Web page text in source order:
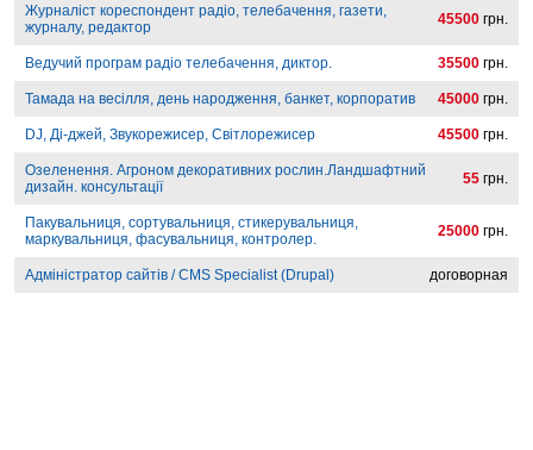
Журналіст кореспондент радіо, телебачення, газети,
журналу, редактор
45500 грн.
Ведучий програм радіо телебачення, диктор. 35500 грн.
Тамада на весілля, день народження, банкет, корпоратив 45000 грн.
DJ, Ді-джей, Звукорежисер, Світлорежисер 45500 грн.
Озеленення. Агроном декоративних рослин.Ландшафтний
дизайн. консультації
55 грн.
Пакувальниця, сортувальниця, стикерувальниця,
маркувальниця, фасувальниця, контролер.
25000 грн.
Адміністратор сайтів / CMS Specialist (Drupal) договорная